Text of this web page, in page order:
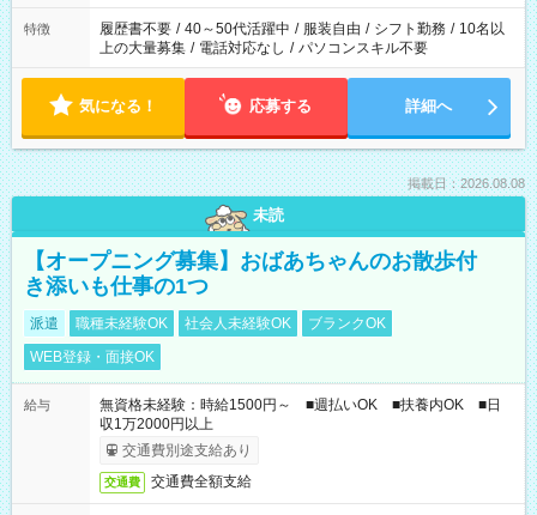
の勤務時間。 合計で週40時間を超える場合は応募できません。
特徴 履歴書不要 / 40～50代活躍中 / 服装自由 / シフト勤務 / 10名以
上の大量募集 / 電話対応なし / パソコンスキル不要
気になる！ 応募する 詳細へ
掲載日：2026.08.08
未読
【オープニング募集】おばあちゃんのお散歩付
き添いも仕事の1つ
派遣 職種未経験OK 社会人未経験OK
ブランクOK
WEB登録・面接OK
給与
無資格未経験：時給1500円～ ■週払いOK ■扶養内OK ■日
収1万2000円以上
交通費別途支給あり
交通費 交通費全額支給